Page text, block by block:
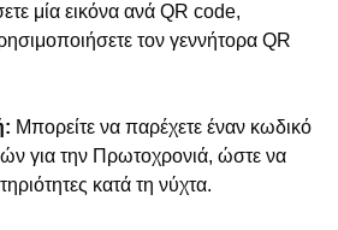
μία εικόνα ανά QR code,
τον γεννήτορα QR
Μπορείτε να παρέχετε έναν κωδικό
για την Πρωτοχρονιά, ώστε να
κατά τη νύχτα.